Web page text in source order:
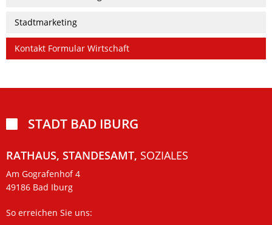
Stadtmarketing
Kontakt Formular Wirtschaft
STADT BAD IBURG
RATHAUS, STANDESAMT, SOZIALES
Am Gografenhof 4
49186 Bad Iburg
So erreichen Sie uns: